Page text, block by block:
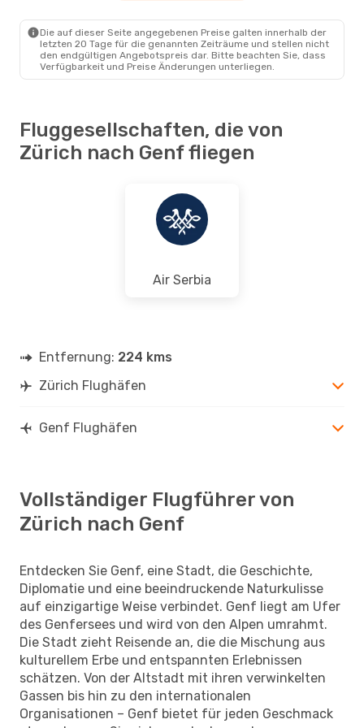
Die auf dieser Seite angegebenen Preise galten innerhalb der
letzten 20 Tage für die genannten Zeiträume und stellen nicht
den endgültigen Angebotspreis dar. Bitte beachten Sie, dass
Verfügbarkeit und Preise Änderungen unterliegen.
Fluggesellschaften, die von
Zürich nach Genf fliegen
Air Serbia
Entfernung: 224 kms
Zürich Flughäfen
Genf Flughäfen
Vollständiger Flugführer von
Zürich nach Genf
Entdecken Sie Genf, eine Stadt, die Geschichte,
Diplomatie und eine beeindruckende Naturkulisse
auf einzigartige Weise verbindet. Genf liegt am Ufer
des Genfersees und wird von den Alpen umrahmt.
Die Stadt zieht Reisende an, die die Mischung aus
kulturellem Erbe und entspannten Erlebnissen
schätzen. Von der Altstadt mit ihren verwinkelten
Gassen bis hin zu den internationalen
Organisationen – Genf bietet für jeden Geschmack